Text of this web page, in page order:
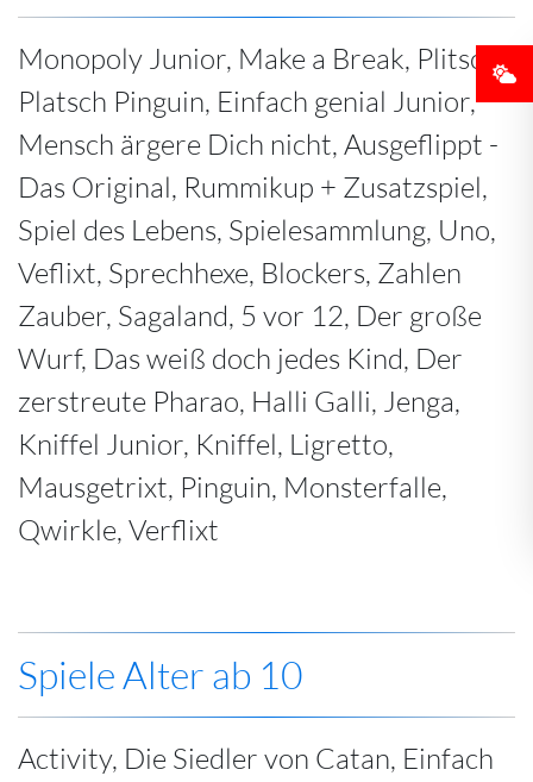
Monopoly Junior, Make a Break, Plitsch
Platsch Pinguin, Einfach genial Junior,
Mensch ärgere Dich nicht, Ausgeflippt -
Das Original, Rummikup + Zusatzspiel,
Spiel des Lebens, Spielesammlung, Uno,
Veflixt, Sprechhexe, Blockers, Zahlen
Zauber, Sagaland, 5 vor 12, Der große
Wurf, Das weiß doch jedes Kind, Der
zerstreute Pharao, Halli Galli, Jenga,
Kniffel Junior, Kniffel, Ligretto,
Mausgetrixt, Pinguin, Monsterfalle,
Qwirkle, Verflixt
Spiele Alter ab 10
Activity, Die Siedler von Catan, Einfach